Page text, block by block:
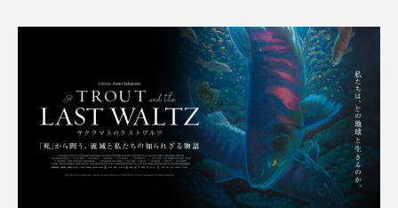
ウバザメ
ウミウシ エイ
エゾアイナメ エッセイ オオカミウオ
オオグソクムシ オオサンショウウオ
オタリア